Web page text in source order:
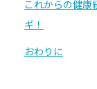
これからの健康
ギ！
おわりに